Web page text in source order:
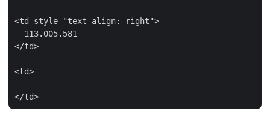
<td style="text-align: right">
  113.005.581
</td>
<td>
  -